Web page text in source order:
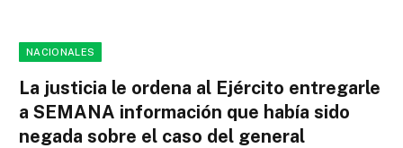
NACIONALES
La justicia le ordena al Ejército entregarle
a SEMANA información que había sido
negada sobre el caso del general